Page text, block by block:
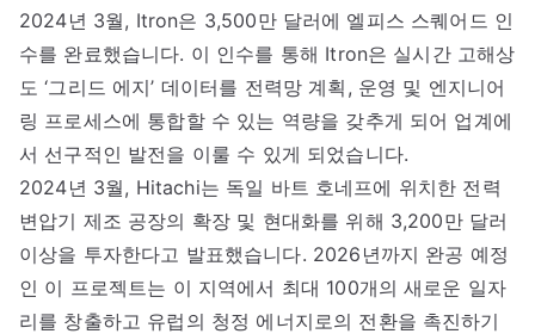
2024년 3월, Itron은 3,500만 달러에 엘피스 스퀘어드 인
수를 완료했습니다. 이 인수를 통해 Itron은 실시간 고해상
도 ‘그리드 에지’ 데이터를 전력망 계획, 운영 및 엔지니어
링 프로세스에 통합할 수 있는 역량을 갖추게 되어 업계에
서 선구적인 발전을 이룰 수 있게 되었습니다.
2024년 3월, Hitachi는 독일 바트 호네프에 위치한 전력
변압기 제조 공장의 확장 및 현대화를 위해 3,200만 달러
이상을 투자한다고 발표했습니다. 2026년까지 완공 예정
인 이 프로젝트는 이 지역에서 최대 100개의 새로운 일자
리를 창출하고 유럽의 청정 에너지로의 전환을 촉진하기